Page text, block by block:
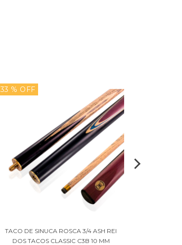
33 % OFF
TACO DE SINUCA ROSCA 3/4 ASH REI
DOS TACOS CLASSIC C3B 10 MM